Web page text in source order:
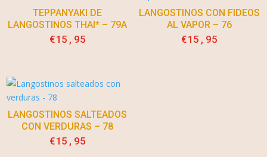
TEPPANYAKI DE
LANGOSTINOS THAI* – 79A
€15,95
LANGOSTINOS CON FIDEOS
AL VAPOR – 76
€15,95
LANGOSTINOS SALTEADOS
CON VERDURAS – 78
€15,95